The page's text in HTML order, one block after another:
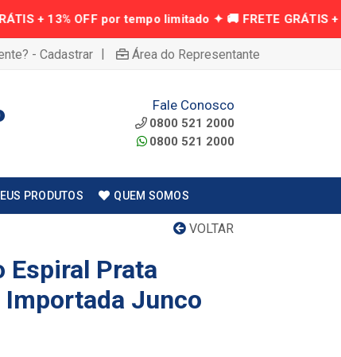
- Cadastrar | Área do Representante
Fale Conosco
0800 521 2000
0800 521 2000
PRODUTOS QUEM SOMOS
VOLTAR
Espiral Prata
Junco